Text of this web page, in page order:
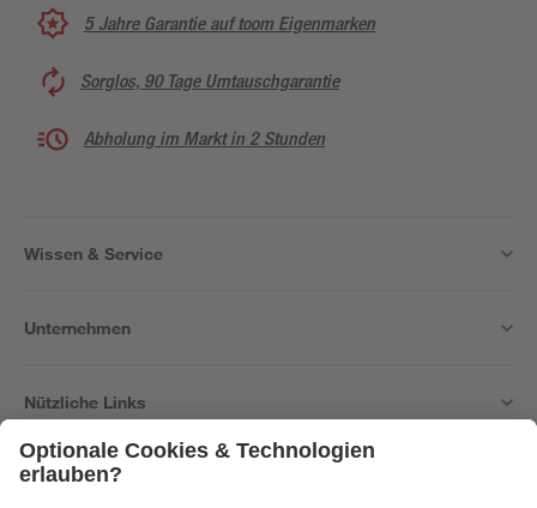
5 Jahre Garantie auf toom Eigenmarken
Sorglos, 90 Tage Umtauschgarantie
Abholung im Markt in 2 Stunden
Wissen & Service
Unternehmen
Nützliche Links